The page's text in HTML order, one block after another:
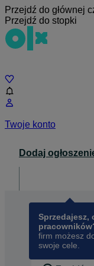
Przejdź do głównej
Przejdź do stopki
Twoje konto
Dodaj
Sprzedajesz,
firm możesz
swoje cele.